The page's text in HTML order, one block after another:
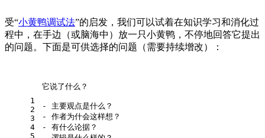
受“小黄鸭调试法”的启发，我们可以试着在知识学习和消化过
程中，在手边（或脑海中）放一只小黄鸭，不停地回答它提出
的问题。下面是可供选择的问题（需要持续增改）：
1
2
3
4
5
它说了什么？
- 主要观点是什么？
- 作者为什会这样想？
- 有什么论据？